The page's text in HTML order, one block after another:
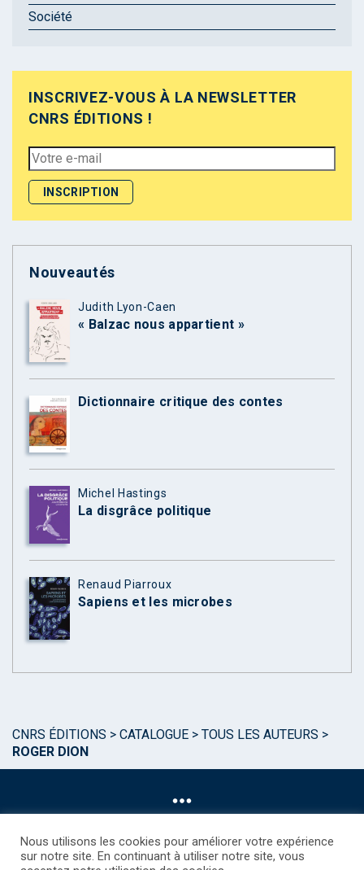
Société
INSCRIVEZ-VOUS À LA NEWSLETTER
CNRS ÉDITIONS !
Nouveautés
Judith Lyon-Caen
« Balzac nous appartient »
Dictionnaire critique des contes
Michel Hastings
La disgrâce politique
Renaud Piarroux
Sapiens et les microbes
CNRS ÉDITIONS > CATALOGUE > TOUS LES AUTEURS >
ROGER DION
Nous utilisons les cookies pour améliorer votre expérience
sur notre site. En continuant à utiliser notre site, vous